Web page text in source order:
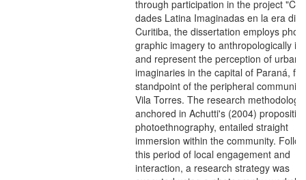
through participation in the project "Ciu-
dades Latina Imaginadas en la era
Curitiba, the dissertation employs
graphic imagery to anthropologically
and represent the perception of urban
imaginaries in the capital of Paraná,
standpoint of the peripheral
Vila Torres. The research methodology,
anchored in Achutti's (2004)
photoethnography, entailed straight
immersion within the community.
this period of local engagement and
interaction, a research strategy was